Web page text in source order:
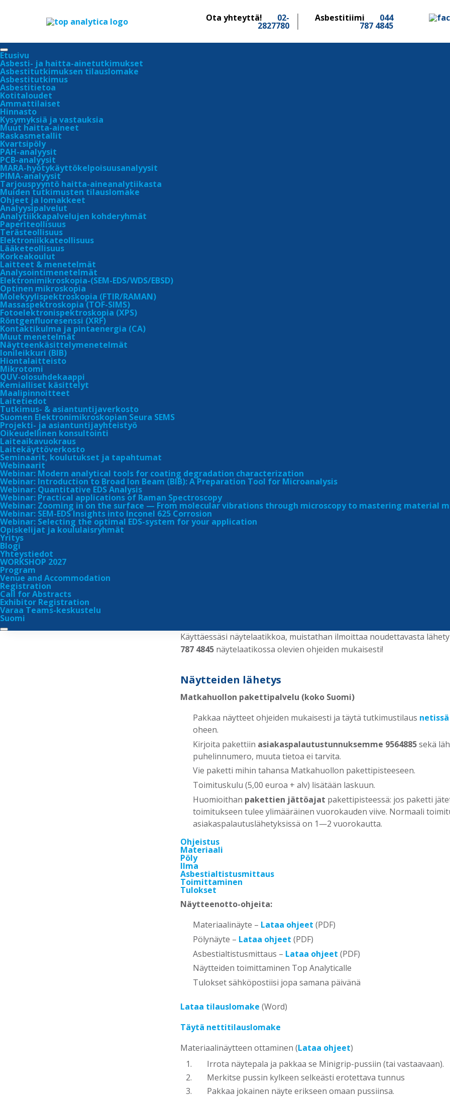
Ota yhteyttä! 02-
2827780
Asbestitiimi 044
787 4845
Etusivu
Asbesti- ja haitta-ainetutkimukset
Asbestitutkimuksen tilauslomake
Asbestitutkimus
Asbestitietoa
Kotitaloudet
Ammattilaiset
Hinnasto
Kysymyksiä ja vastauksia
Muut haitta-aineet
Raskasmetallit
Kvartsipöly
PAH-analyysit
PCB-analyysit
MARA-hyötykäyttökelpoisuusanalyysit
PIMA-analyysit
Tarjouspyyntö haitta-aineanalytiikasta
Muiden tutkimusten tilauslomake
Ohjeet ja lomakkeet
Analyysipalvelut
Analytiikkapalvelujen kohderyhmät
Paperiteollisuus
Terästeollisuus
Elektroniikkateollisuus
Lääketeollisuus
Korkeakoulut
Laitteet & menetelmät
Analysointimenetelmät
Elektronimikroskopia-(SEM-EDS/WDS/EBSD)
Optinen mikroskopia
Molekyylispektroskopia (FTIR/RAMAN)
Massaspektroskopia (TOF-SIMS)
Fotoelektronispektroskopia (XPS)
Röntgen­fluoresenssi (XRF)
Kontaktikulma ja pintaenergia (CA)
Muut menetelmät
Näytteenkäsittely­menetelmät
Ionileikkuri (BIB)
Hiontalaitteisto
Mikrotomi
QUV-olosuhdekaappi
Kemialliset käsittelyt
Maalipinnoitteet
Laitetiedot
Tutkimus- & asiantuntijaverkosto
Suomen Elektronimikroskopian Seura SEMS
Projekti- ja asiantuntijayhteistyö
Oikeudellinen konsultointi
Laiteaikavuokraus
Laitekäyttöverkosto
Seminaarit, koulutukset ja tapahtumat
Webinaarit
Webinar: Modern analytical tools for coating degradation characterization
Webinar: Introduction to Broad Ion Beam (BIB): A Preparation Tool for Microanalysis
Webinar: Quantitative EDS Analysis
Webinar: Practical applications of Raman Spectroscopy
Webinar: Zooming in on the surface — From molecular vibrations through microscopy to mastering material
Webinar: SEM-EDS Insights into Inconel 625 Corrosion
Webinar: Selecting the optimal EDS-system for your application
Opiskelijat ja koululaisryhmät
Yritys
Blogi
Yhteystiedot
WORKSHOP 2027
Program
Venue and Accommodation
Registration
Call for Abstracts
Exhibitor Registration
Varaa Teams-keskustelu
Suomi
Asbestitutkimuksen
tilauslomake
Asbestitutkimus
Asbestitietoa
Kotitaloudet
Ammattilaiset
Hinnasto
Muut haitta-aineet
Ohjeet ja lomakkeet
Tarjouspyyntö Tilaa tutkimus
Näytteiden toimitus
Top Analytica Oy Ab, Ruukinkatu 4, 20540 Turku
Käyttäessäsi näytelaatikkoa, muistathan ilmoittaa noudettavasta
787 4845näytelaatikossa olevien ohjeiden mukaisesti!
Näytteiden lähetys
Matkahuollon pakettipalvelu (koko Suomi)
Pakkaa näytteet ohjeiden mukaisesti ja täytä tutkimustilaus netissä
oheen.
Kirjoita pakettiin asiakaspalautustunnuksemme 9564885sekä
puhelinnumero, muuta tietoa ei tarvita.
Vie paketti mihin tahansa Matkahuollon pakettipisteeseen.
Toimituskulu (5,00 euroa + alv) lisätään laskuun.
Huomioithan pakettien jättöajat pakettipisteessä: jos paketti
toimitukseen tulee ylimääräinen vuorokauden viive. Normaali
asiakaspalautuslähetyksissä on 1—2 vuorokautta.
Ohjeistus
Materiaali
Pöly
Ilma
Asbestialtistusmittaus
Toimittaminen
Tulokset
Näytteenotto-ohjeita:
Materiaalinäyte – Lataa ohjeet (PDF)
Pölynäyte – Lataa ohjeet (PDF)
Asbestialtistusmittaus – Lataa ohjeet (PDF)
Näytteiden toimittaminen Top Analyticalle
Tulokset sähköpostiisi jopa samana päivänä
Lataa tilauslomake (Word)
Täytä nettitilauslomake
Materiaalinäytteen ottaminen (Lataa ohjeet)
Irrota näytepala ja pakkaa se Minigrip-pussiin (tai vastaavaan).
Merkitse pussin kylkeen selkeästi erotettava tunnus
Pakkaa jokainen näyte erikseen omaan pussiinsa.